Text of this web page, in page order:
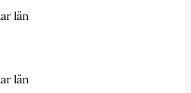
län
län